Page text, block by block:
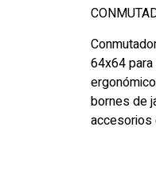
64x64
bornes de
accesorios